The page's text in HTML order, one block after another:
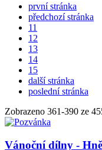
první stránka
předchozí stránka
11
12
13
14
15
další stránka
poslední stránka
Zobrazeno 361-390 ze
Vánoční dílny -